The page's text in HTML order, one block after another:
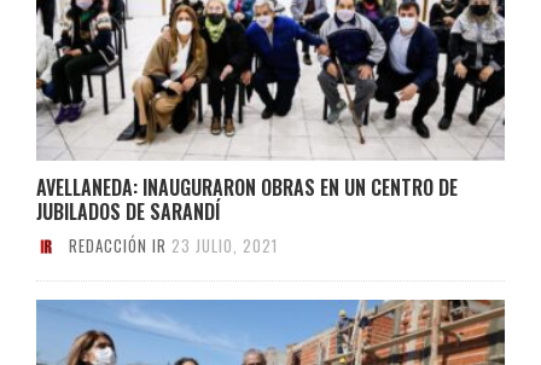
AVELLANEDA: INAUGURARON OBRAS EN UN CENTRO DE
JUBILADOS DE SARANDÍ
REDACCIÓN IR 23 JULIO, 2021